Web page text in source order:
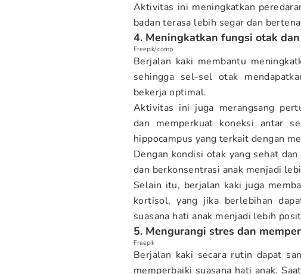
Aktivitas ini meningkatkan
badan terasa lebih segar dan
4. Meningkatkan fungsi otak
Freepik/jcomp
Berjalan kaki membantu
sehingga sel-sel otak
bekerja optimal.
Aktivitas ini juga merangsang
dan memperkuat koneksi antar
hippocampus yang terkait dengan
Dengan kondisi otak yang sehat
dan berkonsentrasi anak menjadi
Selain itu, berjalan kaki juga
kortisol, yang jika berlebihan
suasana hati anak menjadi lebih
5. Mengurangi stres dan
Freepik
Berjalan kaki secara rutin dapat
memperbaiki suasana hati anak.